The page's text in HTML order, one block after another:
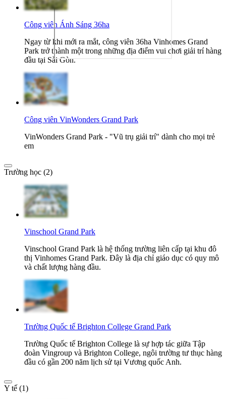
Công viên Ánh Sáng 36ha
Ngay từ khi mới ra mắt, công viên 36ha Vinhomes Grand
Park trở thành một trong những địa điểm vui chơi giải trí hàng
đầu tại Sài Gòn.
Công viên VinWonders Grand Park
VinWonders Grand Park - "Vũ trụ giải trí" dành cho mọi trẻ
em
Trường học (2)
Vinschool Grand Park
Vinschool Grand Park là hệ thống trường liên cấp tại khu đô
thị Vinhomes Grand Park. Đây là địa chỉ giáo dục có quy mô
và chất lượng hàng đầu.
Trường Quốc tế Brighton College Grand Park
Trường Quốc tế Brighton College là sự hợp tác giữa Tập
đoàn Vingroup và Brighton College, ngôi trường tư thục hàng
đầu có gần 200 năm lịch sử tại Vương quốc Anh.
Y tế (1)